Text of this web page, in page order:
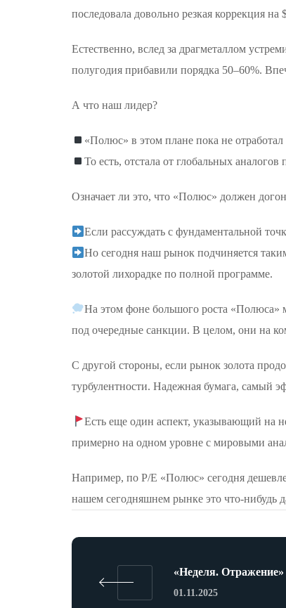
последовала довольно резкая коррекция
Естественно, вслед за драгметаллом
полугодия прибавили порядка 50–60%.
А что наш лидер?
«Полюс» в этом плане пока не
То есть, отстала от глобальных
Означает ли это, что «Полюс» должен
Если рассуждать с фундаментальной
Но сегодня наш рынок подчиняется
золотой лихорадке по полной программе.
На этом фоне большого роста «Полюса»
под очередные санкции. В целом, они на
С другой стороны, если рынок золота
турбулентности. Надежная бумага, самый
Есть еще один аспект, указывающий на
примерно на одном уровне с мировыми
Например, по P/E «Полюс» сегодня
нашем сегодняшнем рынке это что-нибудь
«Неделя. Отражение»
01.11.2025